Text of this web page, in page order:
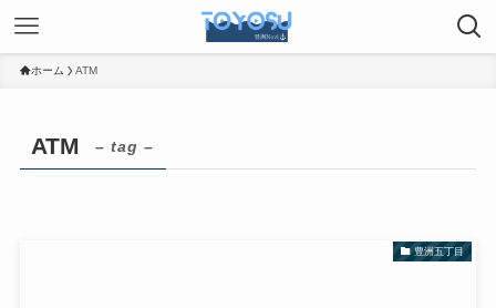
ホーム ATM
ATM – tag –
豊洲五丁目